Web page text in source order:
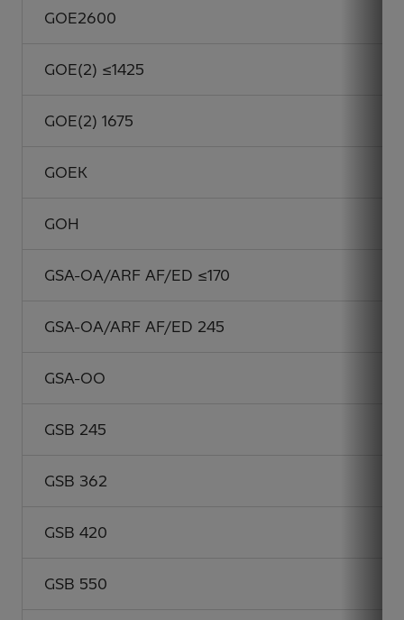
GOE2600
GOE(2) ≤1425
GOE(2) 1675
GOEK
GOH
GSA-OA/ARF AF/ED ≤170
GSA-OA/ARF AF/ED 245
GSA-OO
GSB 245
GSB 362
GSB 420
GSB 550